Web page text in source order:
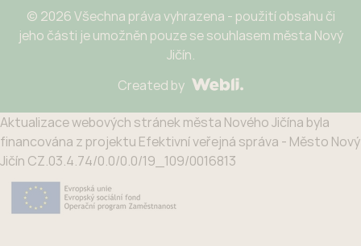
© 2026 Všechna práva vyhrazena - použití obsahu či
jeho části je umožněn pouze se souhlasem města Nový
Jičín.
Created by
Aktualizace webových stránek města Nového Jičína byla
financována z projektu Efektivní veřejná správa - Město Nový
Jičín CZ.03.4.74/0.0/0.0/19_109/0016813